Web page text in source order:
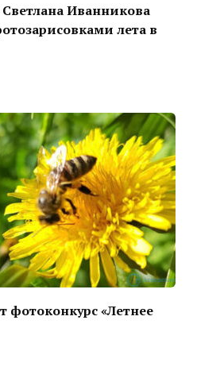
Светлана Иванникова
лета в
фотоконкурс «Летнее